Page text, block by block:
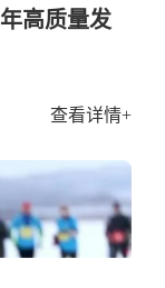
高质量发
查看详情+